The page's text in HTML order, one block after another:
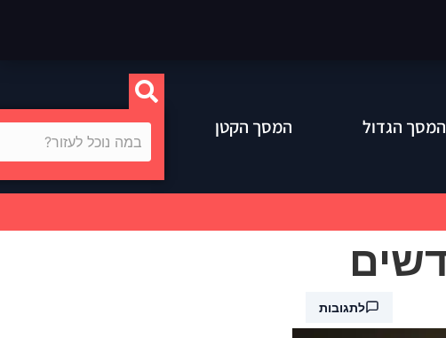
המסך הגדול המסך הקטן
לתגובות